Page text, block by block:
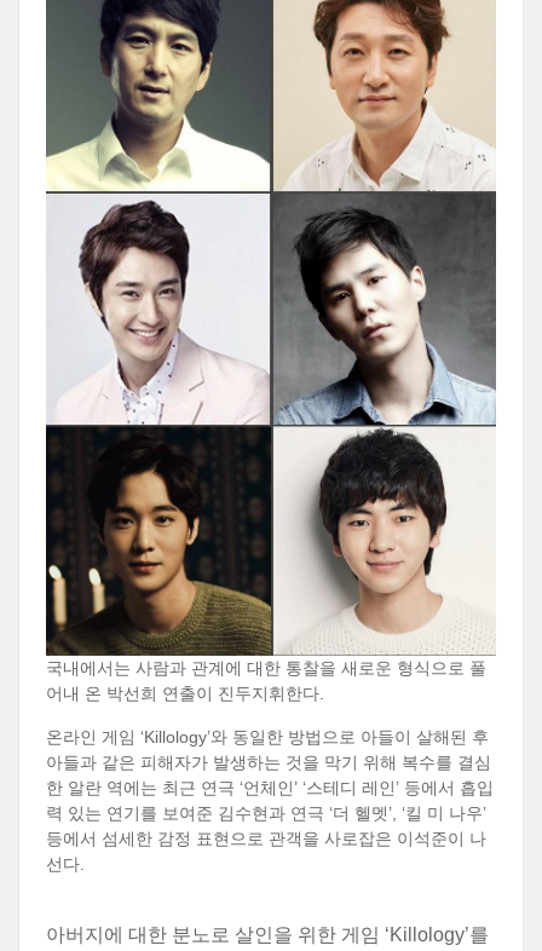
국내에서는 사람과 관계에 대한 통찰을 새로운 형식으로 풀
어내 온 박선희 연출이 진두지휘한다.
온라인 게임 ‘Killology’와 동일한 방법으로 아들이 살해된 후
아들과 같은 피해자가 발생하는 것을 막기 위해 복수를 결심
한 알란 역에는 최근 연극 ‘언체인’ ‘스테디 레인’ 등에서 흡입
력 있는 연기를 보여준 김수현과 연극 ‘더 헬멧’, ‘킬 미 나우’
등에서 섬세한 감정 표현으로 관객을 사로잡은 이석준이 나
선다.
아버지에 대한 분노로 살인을 위한 게임 ‘Killology’를